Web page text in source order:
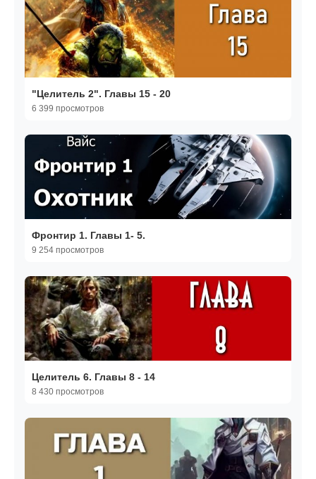
"Целитель 2". Главы 15 - 20
6 399 просмотров
Фронтир 1. Главы 1- 5.
9 254 просмотров
Целитель 6. Главы 8 - 14
8 430 просмотров